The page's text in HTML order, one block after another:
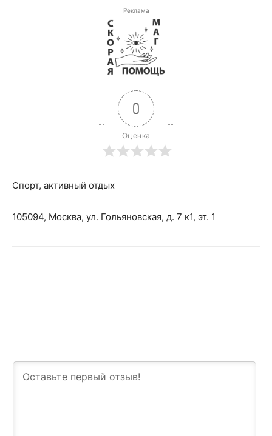
Реклама
0
Оценка
Спорт, активный отдых
105094, Москва, ул. Гольяновская, д. 7 к1, эт. 1